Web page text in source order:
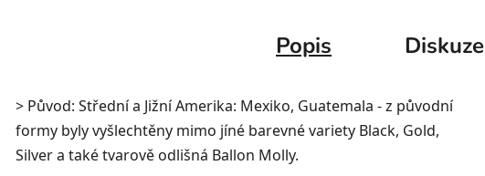
Popis Diskuze
> Původ: Střední a Jižní Amerika: Mexiko, Guatemala - z původní
formy byly vyšlechtěny mimo jíné barevné variety Black, Gold,
Silver a také tvarově odlišná Ballon Molly.